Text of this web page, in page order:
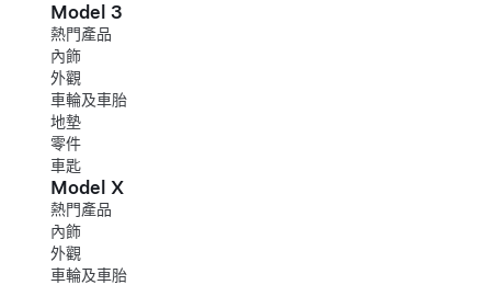
Model 3
熱門產品
內飾
外觀
車輪及車胎
地墊
零件
車匙
Model X
熱門產品
內飾
外觀
車輪及車胎